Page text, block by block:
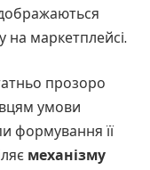
на маркетплейсі.
прозоро
умови
формування її
механізму